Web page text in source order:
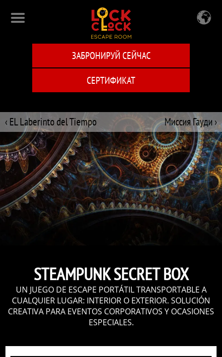
основному
ЗАБРОНИРУЙ СЕЙЧАС
СЕРТИФИКАТ
‹ EL Laberinto del Tiempo Миссия Гауди ›
STEAMPUNK SECRET BOX
UN JUEGO DE ESCAPE PORTÁTIL TRANSPORTABLE A
CUALQUIER LUGAR: INTERIOR O EXTERIOR. SOLUCIÓN
CREATIVA PARA EVENTOS CORPORATIVOS Y OCASIONES
ESPECIALES.